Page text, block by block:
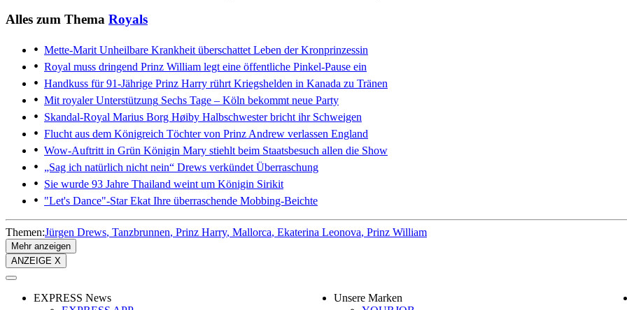
Alles zum Thema Royals
Mette-Marit Unheilbare Krankheit überschattet Leben der Kronprinzessin
Royal muss dringend Prinz William legt eine öffentliche Pinkel-Pause ein
Handkuss für 91-Jährige Prinz Harry rührt Kriegshelden in Kanada zu Tränen
Mit royaler Unterstützung Sechs Tage – Köln bekommt neue Party
Skandal-Royal Marius Borg Høiby Halbschwester bricht ihr Schweigen
Flucht aus dem Königreich Töchter von Prinz Andrew verlassen England
Wow-Auftritt in Grün Königin Mary stiehlt beim Staatsbesuch allen die Show
„Sag ich natürlich nicht nein“ Drews verkündet Überraschung
Sie wurde 93 Jahre Thailand weint um Königin Sirikit
"Let's Dance"-Star Ekat Ihre überraschende Mobbing-Beichte
Themen:Jürgen Drews Tanzbrunnen Prinz Harry Mallorca Ekaterina Leonova Prinz William
Mehr anzeigen
ANZEIGE X
EXPRESS News
Unsere Marken